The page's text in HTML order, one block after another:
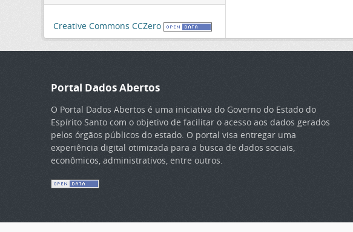
Creative Commons CCZero
Portal Dados Abertos
O Portal Dados Abertos é uma iniciativa do Governo do Estado do
Espírito Santo com o objetivo de facilitar o acesso aos dados gerados
pelos órgãos públicos do estado. O portal visa entregar uma
experiência digital otimizada para a busca de dados sociais,
econômicos, administrativos, entre outros.